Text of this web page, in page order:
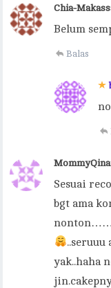
Chia-
Belum
Balas
Sesuai
bgt ama
..seruuu
yak..haha